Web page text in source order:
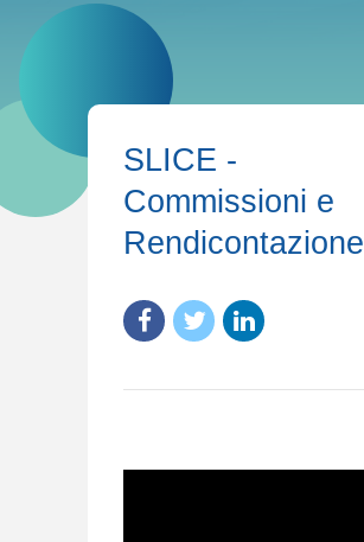
SLICE -
Commissioni e
Rendicontazione